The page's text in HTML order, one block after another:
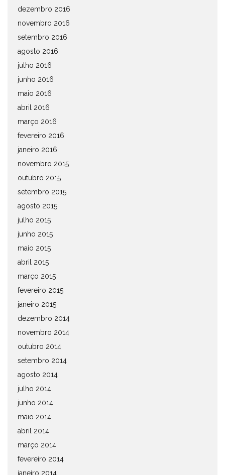
dezembro 2016
novembro 2016
setembro 2016
agosto 2016
julho 2016
junho 2016
maio 2016
abril 2016
março 2016
fevereiro 2016
janeiro 2016
novembro 2015
outubro 2015
setembro 2015
agosto 2015
julho 2015
junho 2015
maio 2015
abril 2015
março 2015
fevereiro 2015
janeiro 2015
dezembro 2014
novembro 2014
outubro 2014
setembro 2014
agosto 2014
julho 2014
junho 2014
maio 2014
abril 2014
março 2014
fevereiro 2014
janeiro 2014